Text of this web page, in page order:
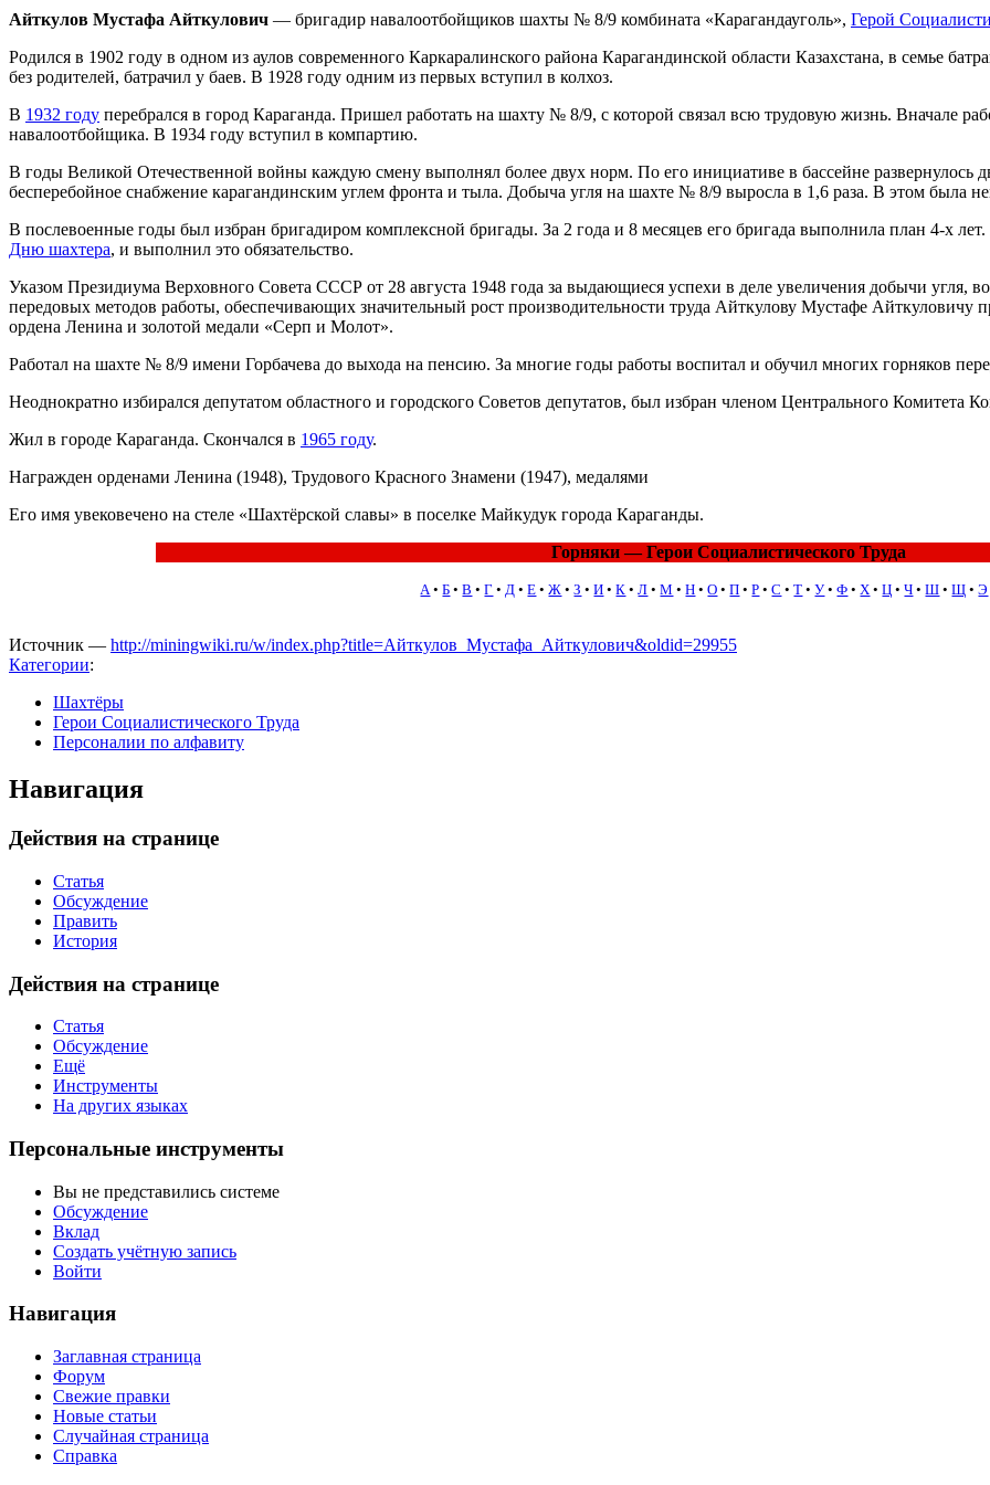
Айткулов Мустафа Айткулович — бригадир навалоотбойщиков шахты № 8/9 комбината «Карагандауголь», Герой
Родился в 1902 году в одном из аулов современного Каркаралинского района Карагандинской области Казахстана, в семье
без родителей, батрачил у баев. В 1928 году одним из первых вступил в колхоз.
В 1932 году перебрался в город Караганда. Пришел работать на шахту № 8/9, с которой связал всю трудовую жизнь. Вначале
навалоотбойщика. В 1934 году вступил в компартию.
В годы Великой Отечественной войны каждую смену выполнял более двух норм. По его инициативе в бассейне развернулось
бесперебойное снабжение карагандинским углем фронта и тыла. Добыча угля на шахте № 8/9 выросла в 1,6 раза. В этом была
В послевоенные годы был избран бригадиром комплексной бригады. За 2 года и 8 месяцев его бригада выполнила план 4-х
Дню шахтера, и выполнил это обязательство.
Указом Президиума Верховного Совета СССР от 28 августа 1948 года за выдающиеся успехи в деле увеличения добычи угля,
передовых методов работы, обеспечивающих значительный рост производительности труда Айткулову Мустафе Айткуловичу
ордена Ленина и золотой медали «Серп и Молот».
Работал на шахте № 8/9 имени Горбачева до выхода на пенсию. За многие годы работы воспитал и обучил многих горняков
Неоднократно избирался депутатом областного и городского Советов депутатов, был избран членом Центрального Комитета
Жил в городе Караганда. Скончался в 1965 году.
Награжден орденами Ленина (1948), Трудового Красного Знамени (1947), медалями
Его имя увековечено на стеле «Шахтёрской славы» в поселке Майкудук города Караганды.
Горняки — Герои Социалистического Труда
А•Б •В •Г •Д •Е •Ж •З •И •К •Л •М •Н •О •П •Р •С •Т •У •Ф •Х •Ц •Ч •Ш •Щ •Э
Источник — http://miningwiki.ru/w/index.php?title=Айткулов_Мустафа_Айткулович&oldid=29955
Категории:
Шахтёры
Герои Социалистического Труда
Персоналии по алфавиту
Навигация
Действия на странице
Статья
Обсуждение
Править
История
Действия на странице
Статья
Обсуждение
Ещё
Инструменты
На других языках
Персональные инструменты
Вы не представились системе
Обсуждение
Вклад
Создать учётную запись
Войти
Навигация
Заглавная страница
Форум
Свежие правки
Новые статьи
Случайная страница
Справка